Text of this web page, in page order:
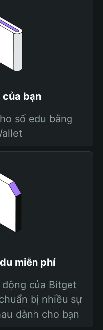
bạn
số edu bằng
miễn phí
của Bitget
bị nhiều sự
dành cho bạn